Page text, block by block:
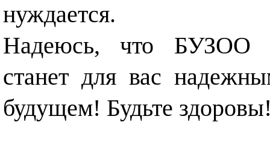
нуждается.
Надеюсь, что БУЗОО
станет для вас
будущем! Будьте